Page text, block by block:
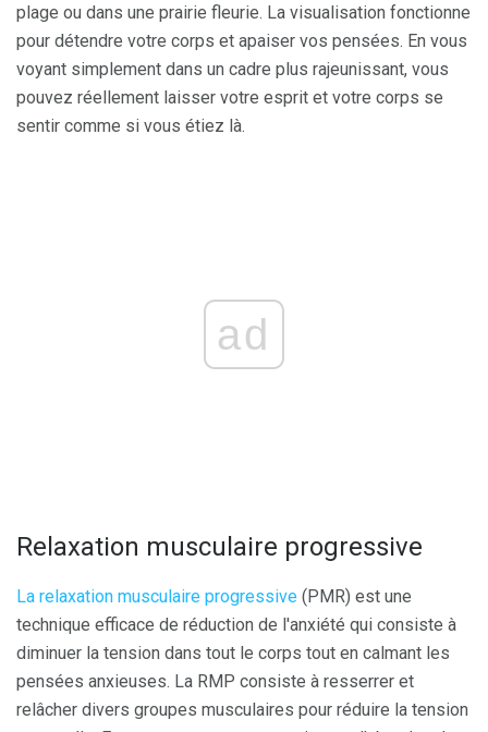
plage ou dans une prairie fleurie. La visualisation fonctionne
pour détendre votre corps et apaiser vos pensées. En vous
voyant simplement dans un cadre plus rajeunissant, vous
pouvez réellement laisser votre esprit et votre corps se
sentir comme si vous étiez là.
ad
Relaxation musculaire progressive
La relaxation musculaire progressive (PMR) est une
technique efficace de réduction de l'anxiété qui consiste à
diminuer la tension dans tout le corps tout en calmant les
pensées anxieuses. La RMP consiste à resserrer et
relâcher divers groupes musculaires pour réduire la tension